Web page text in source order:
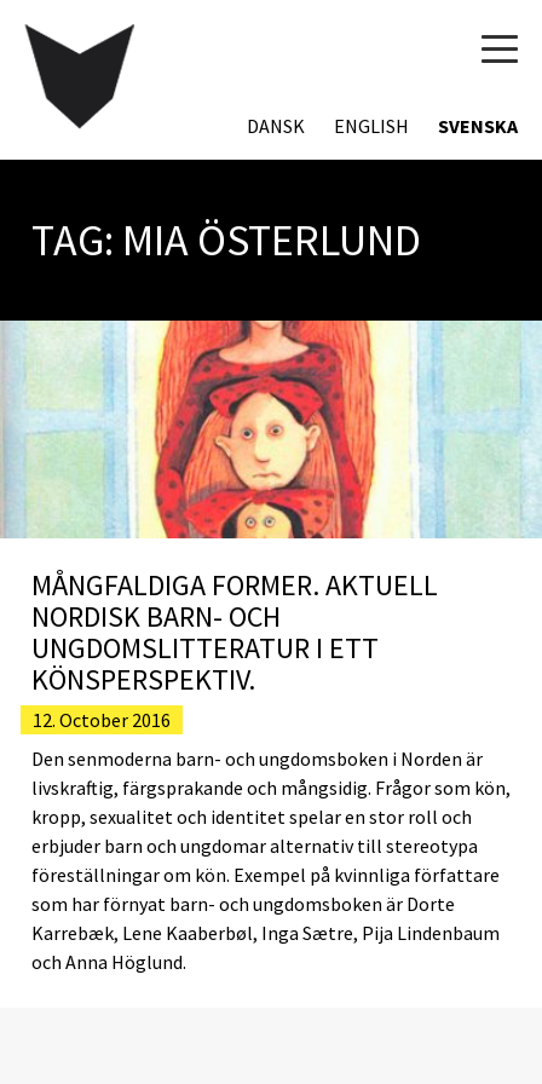
DANSK ENGLISH SVENSKA
TAG: MIA ÖSTERLUND
MÅNGFALDIGA FORMER. AKTUELL
NORDISK BARN- OCH
UNGDOMSLITTERATUR I ETT
KÖNSPERSPEKTIV.
12. October 2016
Den senmoderna barn- och ungdomsboken i Norden är
livskraftig, färgsprakande och mångsidig. Frågor som kön,
kropp, sexualitet och identitet spelar en stor roll och
erbjuder barn och ungdomar alternativ till stereotypa
föreställningar om kön. Exempel på kvinnliga författare
som har förnyat barn- och ungdomsboken är Dorte
Karrebæk, Lene Kaaberbøl, Inga Sætre, Pija Lindenbaum
och Anna Höglund.